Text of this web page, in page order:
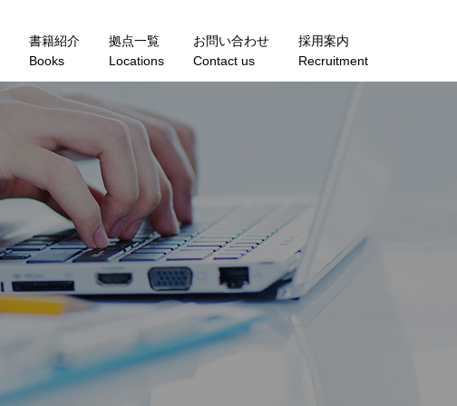
書籍紹介
Books
拠点一覧
Locations
お問い合わせ
Contact us
採用案内
Recruitment